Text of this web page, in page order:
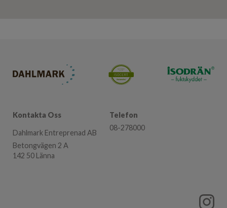
Kontakta Oss
Dahlmark Entreprenad AB
Betongvägen 2 A
142 50 Länna
Telefon
08-278000